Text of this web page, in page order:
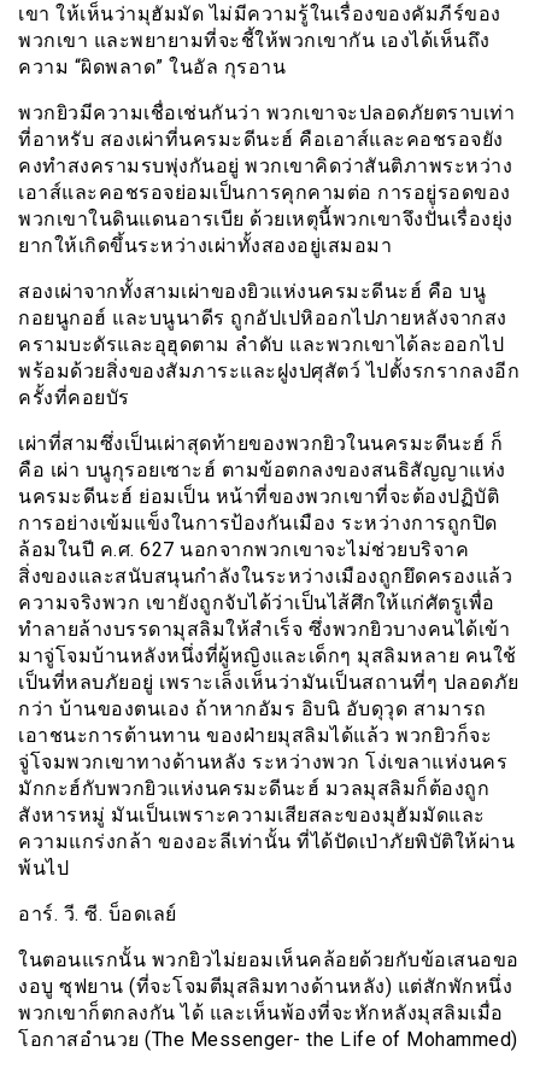
เขา ให้เห็นว่ามุฮัมมัด ไม่มีความรู้ในเรื่องของคัมภีร์ของ
พวกเขา และพยายามที่จะชี้ให้พวกเขากัน เองได้เห็นถึง
ความ “ผิดพลาด” ในอัล กุรอาน
พวกยิวมีความเชื่อเช่นกันว่า พวกเขาจะปลอดภัยตราบเท่า
ที่อาหรับ สองเผ่าที่นครมะดีนะฮ์ คือเอาส์และคอชรอจยัง
คงทำสงครามรบพุ่งกันอยู่ พวกเขาคิดว่าสันติภาพระหว่าง
เอาส์และคอชรอจย่อมเป็นการคุกคามต่อ การอยู่รอดของ
พวกเขาในดินแดนอารเบีย ด้วยเหตุนี้พวกเขาจึงปั่นเรื่องยุ่ง
ยากให้เกิดขึ้นระหว่างเผ่าทั้งสองอยู่เสมอมา
สองเผ่าจากทั้งสามเผ่าของยิวแห่งนครมะดีนะฮ์ คือ บนู
กอยนูกอฮ์ และบนูนาดีร ถูกอัปเปหิออกไปภายหลังจากสง
ครามบะดัรและอุฮุดตาม ลำดับ และพวกเขาได้ละออกไป
พร้อมด้วยสิ่งของสัมภาระและฝูงปศุสัตว์ ไปตั้งรกรากลงอีก
ครั้งที่คอยบัร
เผ่าที่สามซึ่งเป็นเผ่าสุดท้ายของพวกยิวในนครมะดีนะฮ์ ก็
คือ เผ่า บนูกุรอยเซาะฮ์ ตามข้อตกลงของสนธิสัญญาแห่ง
นครมะดีนะฮ์ ย่อมเป็น หน้าที่ของพวกเขาที่จะต้องปฏิบัติ
การอย่างเข้มแข็งในการป้องกันเมือง ระหว่างการถูกปิด
ล้อมในปี ค.ศ. 627 นอกจากพวกเขาจะไม่ช่วยบริจาค
สิ่งของและสนับสนุนกำลังในระหว่างเมืองถูกยึดครองแล้ว
ความจริงพวก เขายังถูกจับได้ว่าเป็นไส้ศึกให้แก่ศัตรูเพื่อ
ทำลายล้างบรรดามุสลิมให้สำเร็จ ซึ่งพวกยิวบางคนได้เข้า
มาจู่โจมบ้านหลังหนึ่งที่ผู้หญิงและเด็กๆ มุสลิมหลาย คนใช้
เป็นที่หลบภัยอยู่ เพราะเล็งเห็นว่ามันเป็นสถานที่ๆ ปลอดภัย
กว่า บ้านของตนเอง ถ้าหากอัมร อิบนิ อับดุวุด สามารถ
เอาชนะการต้านทาน ของฝ่ายมุสลิมได้แล้ว พวกยิวก็จะ
จู่โจมพวกเขาทางด้านหลัง ระหว่างพวก โง่เขลาแห่งนคร
มักกะฮ์กับพวกยิวแห่งนครมะดีนะฮ์ มวลมุสลิมก็ต้องถูก
สังหารหมู่ มันเป็นเพราะความเสียสละของมุฮัมมัดและ
ความแกร่งกล้า ของอะลีเท่านั้น ที่ได้ปัดเป่าภัยพิบัติให้ผ่าน
พ้นไป
อาร์. วี. ซี. บ็อดเลย์
ในตอนแรกนั้น พวกยิวไม่ยอมเห็นคล้อยด้วยกับข้อเสนอขอ
งอบู ซุฟยาน (ที่จะโจมตีมุสลิมทางด้านหลัง) แต่สักพักหนึ่ง
พวกเขาก็ตกลงกัน ได้ และเห็นพ้องที่จะหักหลังมุสลิมเมื่อ
โอกาสอำนวย (The Messenger- the Life of Mohammed)